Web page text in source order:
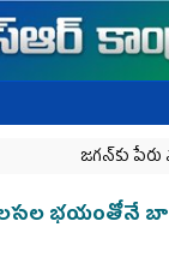
జగన్‌కు పేరు
భయంతోనే